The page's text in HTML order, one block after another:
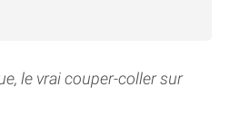
le vrai couper-coller sur